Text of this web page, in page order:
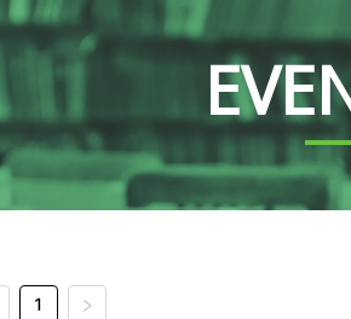
1